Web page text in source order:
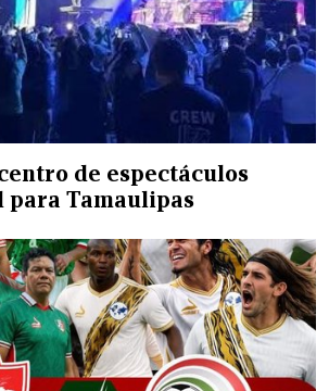
de espectáculos
Tamaulipas